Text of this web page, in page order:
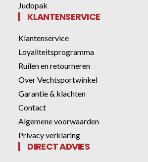
Judopak
KLANTENSERVICE
Klantenservice
Loyaliteitsprogramma
Ruilen en retourneren
Over Vechtsportwinkel
Garantie & klachten
Contact
Algemene voorwaarden
Privacy verklaring
DIRECT ADVIES